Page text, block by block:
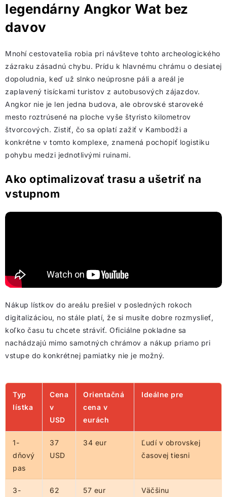
legendárny Angkor Wat bez
davov
Mnohí cestovatelia robia pri návšteve tohto archeologického
zázraku zásadnú chybu. Prídu k hlavnému chrámu o desiatej
dopoludnia, keď už slnko neúprosne páli a areál je
zaplavený tisíckami turistov z autobusových zájazdov.
Angkor nie je len jedna budova, ale obrovské staroveké
mesto roztrúsené na ploche vyše štyristo kilometrov
štvorcových. Zistiť, čo sa oplatí zažiť v Kambodži a
konkrétne v tomto komplexe, znamená pochopiť logistiku
pohybu medzi jednotlivými ruinami.
Ako optimalizovať trasu a ušetriť na
vstupnom
Nákup lístkov do areálu prešiel v posledných rokoch
digitalizáciou, no stále platí, že si musíte dobre rozmyslieť,
koľko času tu chcete stráviť. Oficiálne pokladne sa
nachádzajú mimo samotných chrámov a nákup priamo pri
vstupe do konkrétnej pamiatky nie je možný.
Typ
lístka
Cena
v
USD
Orientačná
cena v
eurách
Ideálne pre
1-
dňový
pas
37
USD
34 eur
Ľudí v obrovskej
časovej tiesni
3-
62
57 eur
Väčšinu